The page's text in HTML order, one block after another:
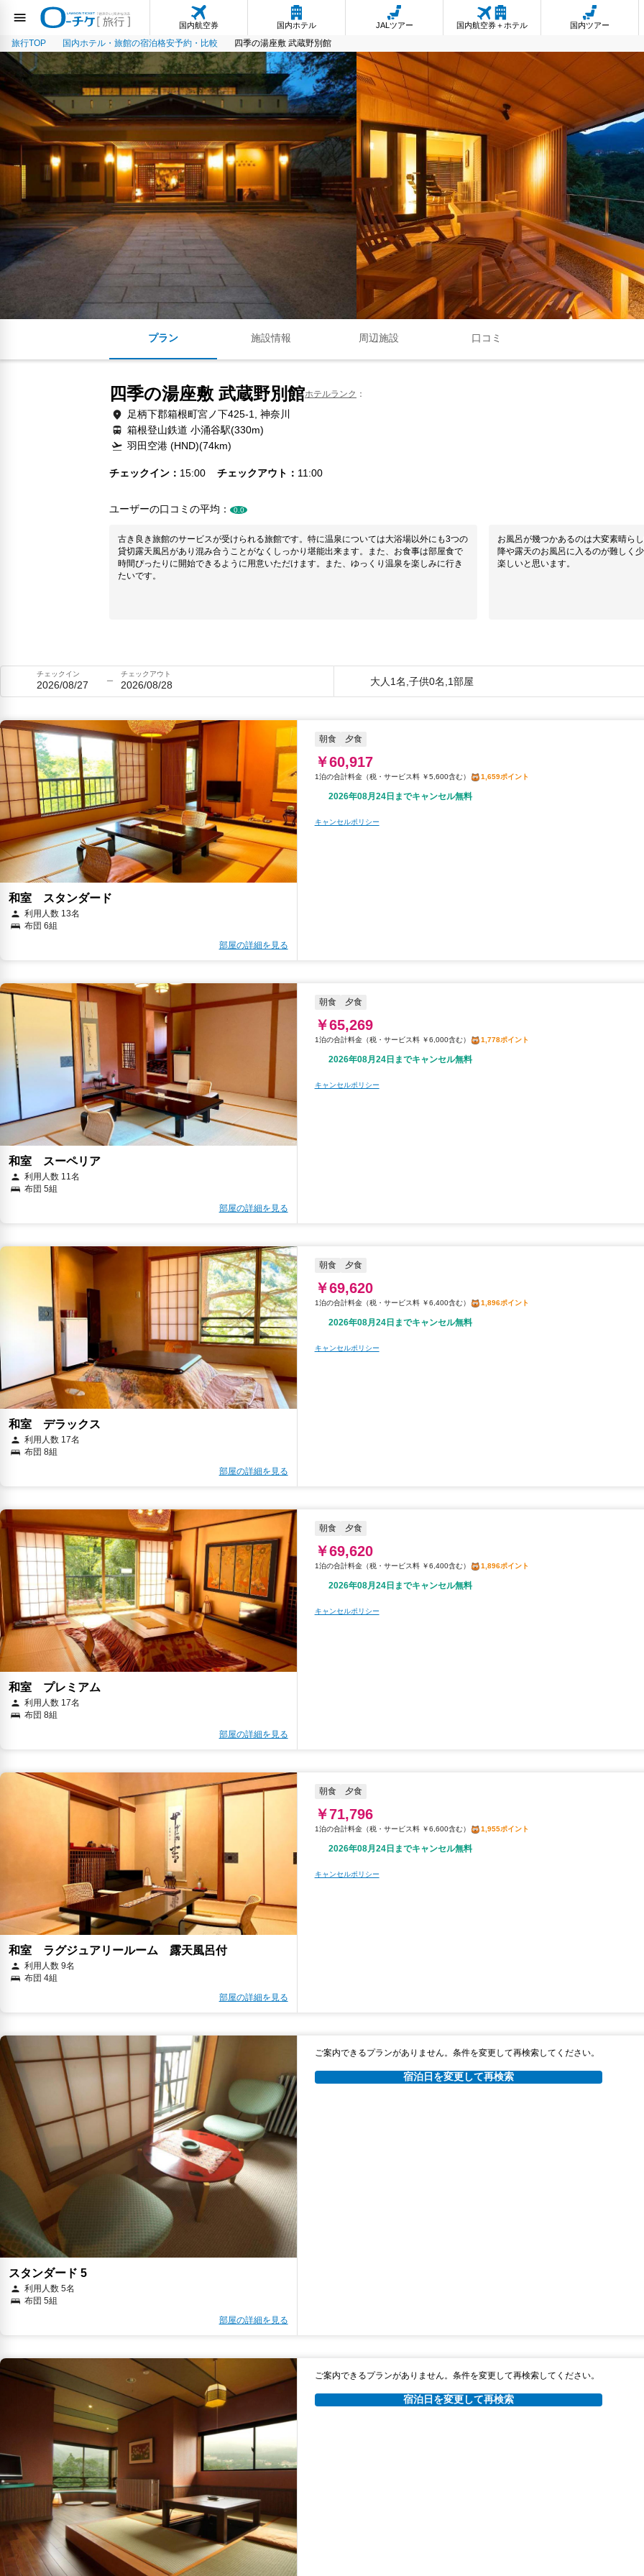
国内航空券 国内ホテル JALツアー 国内航空券＋ホテル 国内ツアー
旅行TOP 国内ホテル・旅館の宿泊格安予約・比較 四季の湯座敷 武蔵野別館
プラン 施設情報 周辺施設 口コミ
四季の湯座敷 武蔵野別館ホテルランク
足柄下郡箱根町宮ノ下425-1, 神奈川
箱根登山鉄道 小涌谷駅(330m)
羽田空港 (HND)(74km)
チェックイン 15:00 チェックアウト 11:00
ユーザーの口コミの平均： 0.0
古き良き旅館のサービスが受けられる旅館です。特に温泉については大浴場以外にも3つの
貸切露天風呂があり混み合うことがなくしっかり堪能出来ます。また、お食事は部屋食で
時間ぴったりに開始できるように用意いただけます。また、ゆっくり温泉を楽しみに行き
たいです。
お風呂が幾つかあるのは大変素晴ら
降や露天のお風呂に入るのが難しく少し残念でした。 健常者に
楽しいと思います。
チェックイン
2026/08/27
チェックアウト
2026/08/28 大人1名,子供0名,1部屋
和室 スタンダード
利用人数 13名
布団 6組
部屋の詳細を見る
朝食 夕食
￥60,917
税・サービス料 ￥5,600含む 1,659ポイント
2026年08月24日までキャンセル無料
キャンセルポリシー
和室 スーペリア
利用人数 11名
布団 5組
部屋の詳細を見る
朝食 夕食
￥65,269
税・サービス料 ￥6,000含む 1,778ポイント
2026年08月24日までキャンセル無料
キャンセルポリシー
和室 デラックス
利用人数 17名
布団 8組
部屋の詳細を見る
朝食 夕食
￥69,620
税・サービス料 ￥6,400含む 1,896ポイント
2026年08月24日までキャンセル無料
キャンセルポリシー
和室 プレミアム
利用人数 17名
布団 8組
部屋の詳細を見る
朝食 夕食
￥69,620
税・サービス料 ￥6,400含む 1,896ポイント
2026年08月24日までキャンセル無料
キャンセルポリシー
和室 ラグジュアリールーム 露天風呂付
利用人数 9名
布団 4組
部屋の詳細を見る
朝食 夕食
￥71,796
税・サービス料 ￥6,600含む 1,955ポイント
2026年08月24日までキャンセル無料
キャンセルポリシー
スタンダード 5
利用人数 5名
布団 5組
部屋の詳細を見る
ご案内できるプランがありません。条件を変更して再検索してください。
宿泊日を変更して再検索
ご案内できるプランがありません。条件を変更して再検索してください。
宿泊日を変更して再検索